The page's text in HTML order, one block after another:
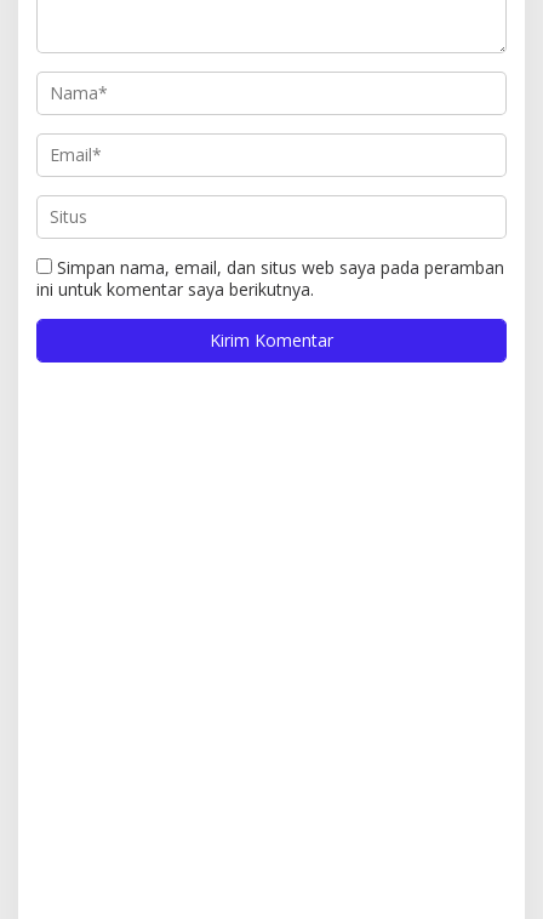
Simpan nama, email, dan situs web saya pada peramban
ini untuk komentar saya berikutnya.